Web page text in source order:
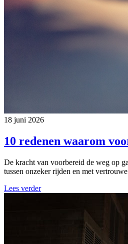
18 juni 2026
10 redenen waarom
De kracht van voorbereid de weg op
tussen onzeker rijden en met
Lees verder